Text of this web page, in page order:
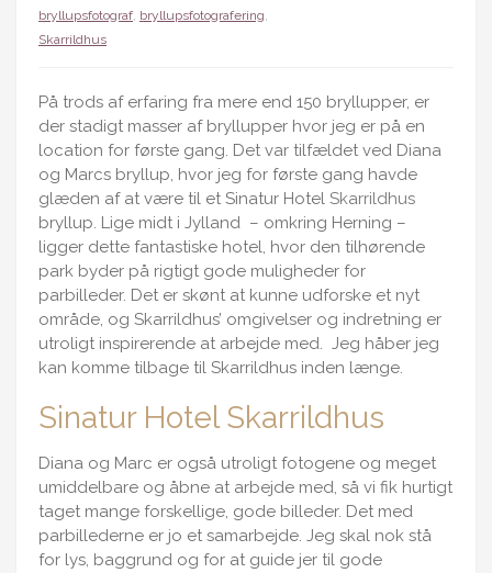
bryllupsfotograf, bryllupsfotografering,
Skarrildhus
På trods af erfaring fra mere end 150 bryllupper, er
der stadigt masser af bryllupper hvor jeg er på en
location for første gang. Det var tilfældet ved Diana
og Marcs bryllup, hvor jeg for første gang havde
glæden af at være til et Sinatur Hotel Skarrildhus
bryllup. Lige midt i Jylland – omkring Herning –
ligger dette fantastiske hotel, hvor den tilhørende
park byder på rigtigt gode muligheder for
parbilleder. Det er skønt at kunne udforske et nyt
område, og Skarrildhus’ omgivelser og indretning er
utroligt inspirerende at arbejde med. Jeg håber jeg
kan komme tilbage til Skarrildhus inden længe.
Sinatur Hotel Skarrildhus
Diana og Marc er også utroligt fotogene og meget
umiddelbare og åbne at arbejde med, så vi fik hurtigt
taget mange forskellige, gode billeder. Det med
parbillederne er jo et samarbejde. Jeg skal nok stå
for lys, baggrund og for at guide jer til gode